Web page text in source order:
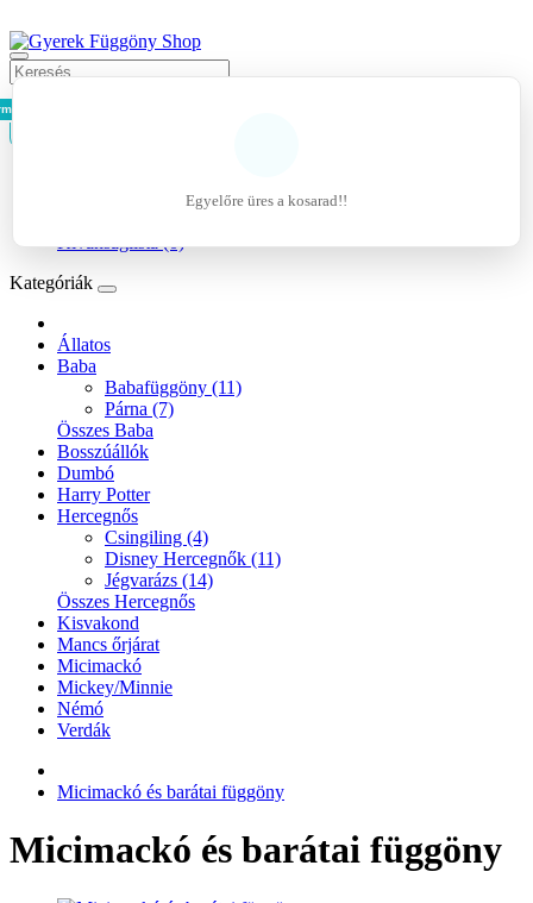
- 0Ft
Egyelőre üres a kosarad!!
Kívánságlista (0)
Kategóriák
Állatos
Baba
Babafüggöny (11)
Párna (7)
Összes Baba
Bosszúállók
Dumbó
Harry Potter
Hercegnős
Csingiling (4)
Disney Hercegnők (11)
Jégvarázs (14)
Összes Hercegnős
Kisvakond
Mancs őrjárat
Micimackó
Mickey/Minnie
Némó
Verdák
Micimackó és barátai függöny
Micimackó és barátai függöny